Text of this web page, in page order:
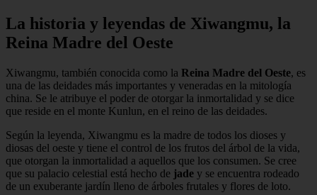
La historia y leyendas de Xiwangmu, la
Reina Madre del Oeste
Xiwangmu, también conocida como la Reina Madre del Oeste, es
una de las deidades más importantes y veneradas en la mitología
china. Se le atribuye el poder de otorgar la inmortalidad y se dice
que reside en el monte Kunlun, en el reino de las deidades.
Según la leyenda, Xiwangmu es la madre de todos los dioses y
diosas del oeste y tiene el control de los frutos del árbol de la vida,
que otorgan la inmortalidad a aquellos que los consumen. Se cree
que su palacio celestial está hecho de jade y se encuentra rodeado
de un exuberante jardín lleno de árboles frutales y flores de loto.